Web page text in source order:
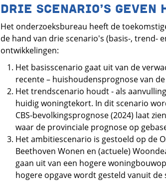
DRIE SCENARIO’S GEVEN
Het onderzoeksbureau heeft de
de hand van drie scenario's (basis-, trend-
ontwikkelingen:
Het basisscenario gaat uit van de
recente – huishoudensprognose van
Het trendscenario houdt - als
huidig woningtekort. In dit scenario
CBS-bevolkingsprognose (2024) laat
waar de provinciale prognose op
Het ambitiescenario is gestoeld op de
Beethoven Wonen en (actuele)
gaan uit van een hogere
hogere opgave wordt gesteld vanuit